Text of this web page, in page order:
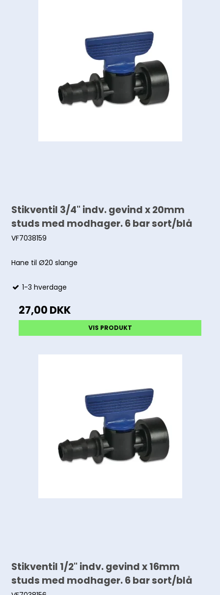
Stikventil 3/4" indv. gevind x 20mm
studs med modhager. 6 bar sort/blå
VF7038159
Hane til Ø20 slange
1-3 hverdage
27,00 DKK
VIS PRODUKT
Stikventil 1/2" indv. gevind x 16mm
studs med modhager. 6 bar sort/blå